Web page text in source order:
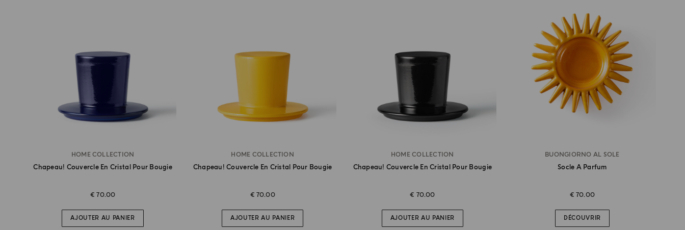
HOME COLLECTION
Chapeau! Couvercle En Cristal Pour Bougie
€ 70.00
AJOUTER AU PANIER
HOME COLLECTION
Chapeau! Couvercle En Cristal Pour Bougie
€ 70.00
AJOUTER AU PANIER
HOME COLLECTION
Chapeau! Couvercle En Cristal Pour Bougie
€ 70.00
AJOUTER AU PANIER
BUONGIORNO AL SOLE
Socle A Parfum
€ 70.00
DÉCOUVRIR